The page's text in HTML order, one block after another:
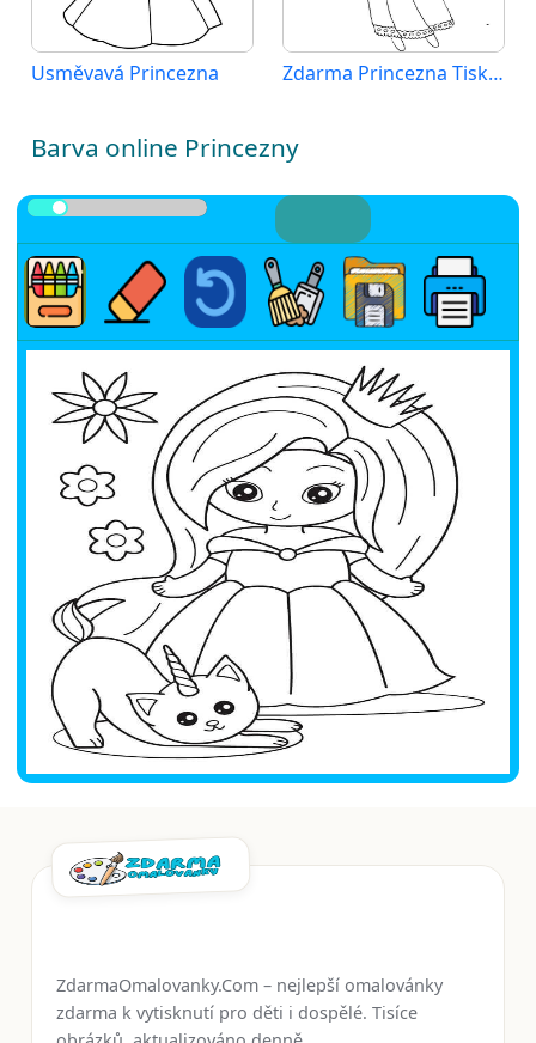
Usměvavá Princezna Zdarma Princezna Tisknutelná
Barva online Princezny
ZdarmaOmalovanky.Com – nejlepší omalovánky
zdarma k vytisknutí pro děti i dospělé. Tisíce